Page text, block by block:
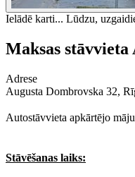
Ielādē karti... Lūdzu,
Maksas stāvvieta
Adrese
Augusta Dombrovska 32,
Autostāvvieta apkārtējo
Stāvēšanas laiks: